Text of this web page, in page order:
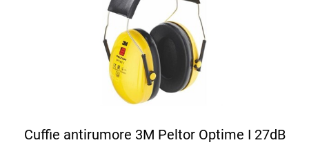
Cuffie antirumore 3M Peltor Optime I 27dB